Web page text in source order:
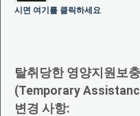
시면 여기를 클릭하세요
탈취당한 영양지원보
(Temporary
변경 사항: